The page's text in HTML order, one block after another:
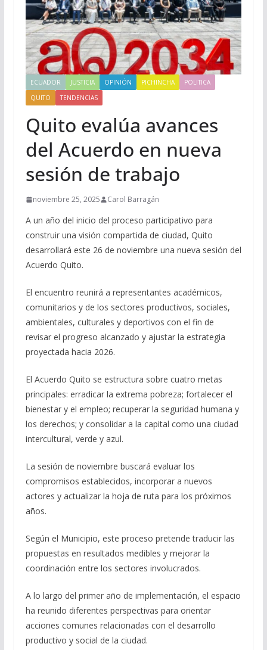
ECUADOR JUSTICIA OPINIÓN PICHINCHA
POLITICA
QUITO
TENDENCIAS
Quito evalúa avances
del Acuerdo en nueva
sesión de trabajo
noviembre 25, 2025 Carol Barragán
A un año del inicio del proceso participativo para
construir una visión compartida de ciudad, Quito
desarrollará este 26 de noviembre una nueva sesión del
Acuerdo Quito.
El encuentro reunirá a representantes académicos,
comunitarios y de los sectores productivos, sociales,
ambientales, culturales y deportivos con el fin de
revisar el progreso alcanzado y ajustar la estrategia
proyectada hacia 2026.
El Acuerdo Quito se estructura sobre cuatro metas
principales: erradicar la extrema pobreza; fortalecer el
bienestar y el empleo; recuperar la seguridad humana y
los derechos; y consolidar a la capital como una ciudad
intercultural, verde y azul.
La sesión de noviembre buscará evaluar los
compromisos establecidos, incorporar a nuevos
actores y actualizar la hoja de ruta para los próximos
años.
Según el Municipio, este proceso pretende traducir las
propuestas en resultados medibles y mejorar la
coordinación entre los sectores involucrados.
A lo largo del primer año de implementación, el espacio
ha reunido diferentes perspectivas para orientar
acciones comunes relacionadas con el desarrollo
productivo y social de la ciudad.